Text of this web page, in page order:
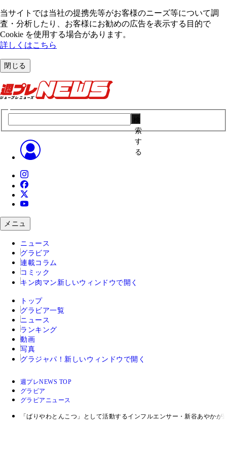
当サイトでは当社の提携先等がお客様のニーズ等について調
査・分析したり、お客様にお勧めの広告を表⽰する⽬的で
Cookie を使⽤する場合があります。
詳しくはこちら
閉じる
索
す
る
メニュ
ニュース
グラビア
連載コラム
コミック
キン肉マン 新しいウィンドウで開く
トップ
グラビア一覧
ニュース
ランキング
動画
写真
グラジャパ！ 新しいウィンドウで開く
週プレNEWS TOP
グラビア
グラビアニュース
「ばりやわとんこつ」として活動するインフルエンサー・新谷あやかが